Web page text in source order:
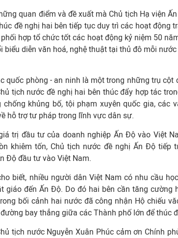
quan điểm và đề xuất mà Chủ tịch Hạ viện
đề nghị hai bên tiếp tục duy trì các hoạt động
hợp tổ chức tốt các hoạt động kỷ niệm 50
biểu diễn văn hoá, nghệ thuật tại thủ đô mỗi
quốc phòng - an ninh là một trong những trụ cột
tịch nước đề nghị hai bên thúc đẩy hợp tác
chống khủng bố, tội phạm xuyên quốc gia, các
hỗ trợ tư pháp trong lĩnh vực dân sự.
trị đầu tư của doanh nghiệp Ấn Độ vào Việt
khiêm tốn, Chủ tịch nước đề nghị Ấn Độ tiếp
Độ đầu tư vào Việt Nam.
biết, nhiều người dân Việt Nam có nhu cầu
giáo đến Ấn Độ. Do đó hai bên cần tăng cường
bối cảnh hai nước đã công nhận Hộ chiếu
bay thẳng giữa các Thành phố lớn để thúc
tịch nước Nguyễn Xuân Phúc cảm ơn Chính